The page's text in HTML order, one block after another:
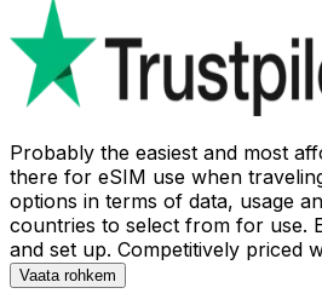
Probably the easiest and most
there for eSIM use when
options in terms of data, usage
countries to select from for use.
and set up. Competitively priced
Vaata rohkem